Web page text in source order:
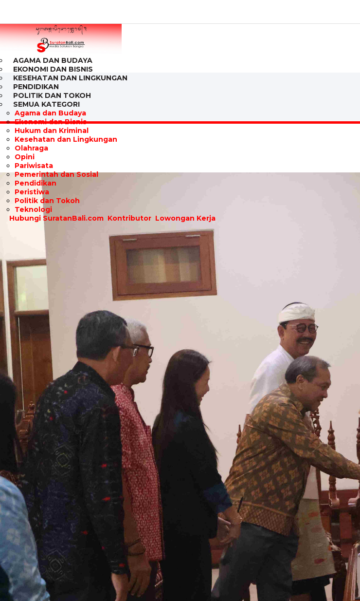
AGAMA DAN BUDAYA
EKONOMI DAN BISNIS
KESEHATAN DAN LINGKUNGAN
PENDIDIKAN
POLITIK DAN TOKOH
SEMUA KATEGORI
Agama dan Budaya
Ekonomi dan Bisnis
Hukum dan Kriminal
Kesehatan dan Lingkungan
Olahraga
Opini
Pariwisata
Pemerintah dan Sosial
Pendidikan
Peristiwa
Politik dan Tokoh
Teknologi
Hubungi SuratanBali.com Kontributor Lowongan Kerja